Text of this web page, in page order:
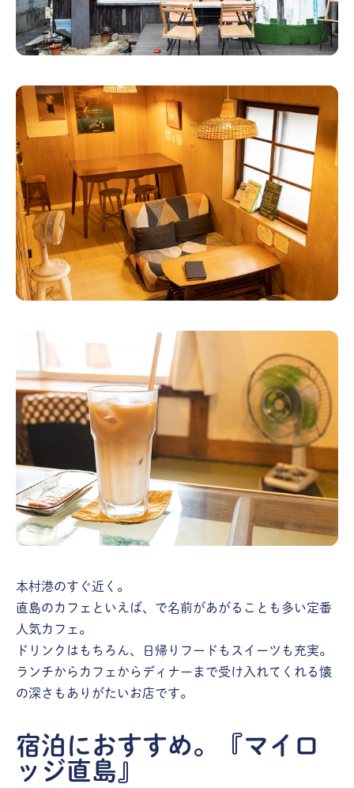
本村港のすぐ近く。
直島のカフェといえば、で名前があがることも多い定番
人気カフェ。
ドリンクはもちろん、日帰りフードもスイーツも充実。
ランチからカフェからディナーまで受け入れてくれる懐
の深さもありがたいお店です。
宿泊におすすめ。『マイロ
ッジ直島』